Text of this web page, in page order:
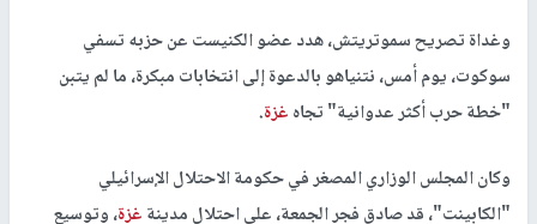
وغداة تصريح سموتريتش، هدد عضو الكنيست عن حزبه تسفي
سوكوت، يوم أمس، نتنياهو بالدعوة إلى انتخابات مبكرة، ما لم يتبن
"خطة حرب أكثر عدوانية" تجاهغزة.
وكان المجلس الوزاري المصغر في حكومة الاحتلال الإسرائيلي
"الكابينت"، قد صادق فجر الجمعة، على احتلال مدينةغزة، وتوسيع